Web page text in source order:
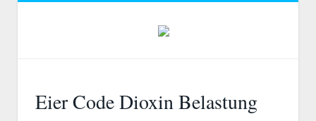
Eier Code Dioxin Belastung